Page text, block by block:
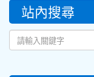
::: 站內搜尋